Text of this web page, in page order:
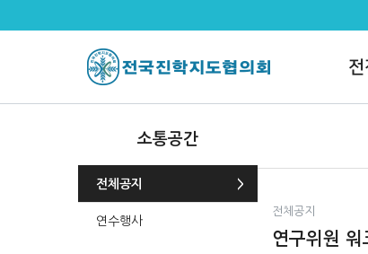
전
소통공간
전체공지
연수행사
전체공지
연구위원 워